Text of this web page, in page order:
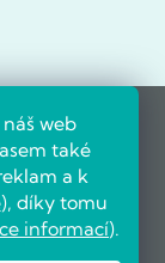
web
také
a k
), díky tomu
informací).